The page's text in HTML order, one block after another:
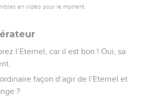
en vidéo pour le moment.
l’Eternel, car il est bon ! Oui, sa
façon d’agir de l’Eternel et
?